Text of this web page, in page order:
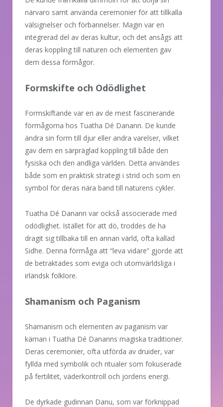
närvaro samt använda ceremonier för att tillkalla
välsignelser och förbannelser. Magin var en
integrerad del av deras kultur, och det ansågs att
deras koppling till naturen och elementen gav
dem dessa förmågor.
Formskifte och Odödlighet
Formskiftande var en av de mest fascinerande
förmågorna hos Tuatha Dé Danann. De kunde
ändra sin form till djur eller andra varelser, vilket
gav dem en särpräglad koppling till både den
fysiska och den andliga världen. Detta användes
både som en praktisk strategi i strid och som en
symbol för deras nära band till naturens cykler.
Tuatha Dé Danann var också associerade med
odödlighet. Istället för att dö, troddes de ha
dragit sig tillbaka till en annan värld, ofta kallad
Sidhe. Denna förmåga att “leva vidare” gjorde att
de betraktades som eviga och utomvärldsliga i
irländsk folklore.
Shamanism och Paganism
Shamanism och elementen av paganism var
kärnan i Tuatha Dé Dananns magiska traditioner.
Deras ceremonier, ofta utförda av druider, var
fyllda med symbolik och ritualer som fokuserade
på fertilitet, väderkontroll och jordens energi.
De dyrkade gudinnan Danu, som var förknippad